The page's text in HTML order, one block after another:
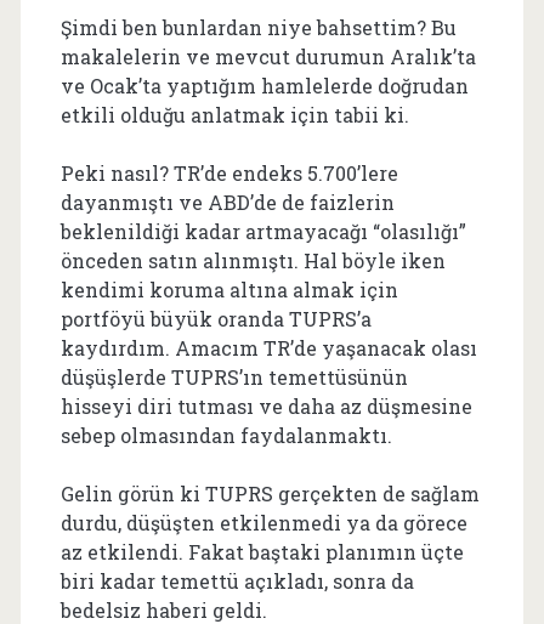
Şimdi ben bunlardan niye bahsettim? Bu
makalelerin ve mevcut durumun Aralık’ta
ve Ocak’ta yaptığım hamlelerde doğrudan
etkili olduğu anlatmak için tabii ki.
Peki nasıl? TR’de endeks 5.700’lere
dayanmıştı ve ABD’de de faizlerin
beklenildiği kadar artmayacağı “olasılığı”
önceden satın alınmıştı. Hal böyle iken
kendimi koruma altına almak için
portföyü büyük oranda TUPRS’a
kaydırdım. Amacım TR’de yaşanacak olası
düşüşlerde TUPRS’ın temettüsünün
hisseyi diri tutması ve daha az düşmesine
sebep olmasından faydalanmaktı.
Gelin görün ki TUPRS gerçekten de sağlam
durdu, düşüşten etkilenmedi ya da görece
az etkilendi. Fakat baştaki planımın üçte
biri kadar temettü açıkladı, sonra da
bedelsiz haberi geldi.